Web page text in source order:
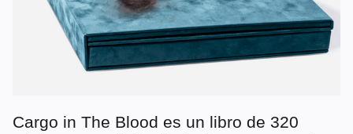
Cargo in The Blood es un libro de 320